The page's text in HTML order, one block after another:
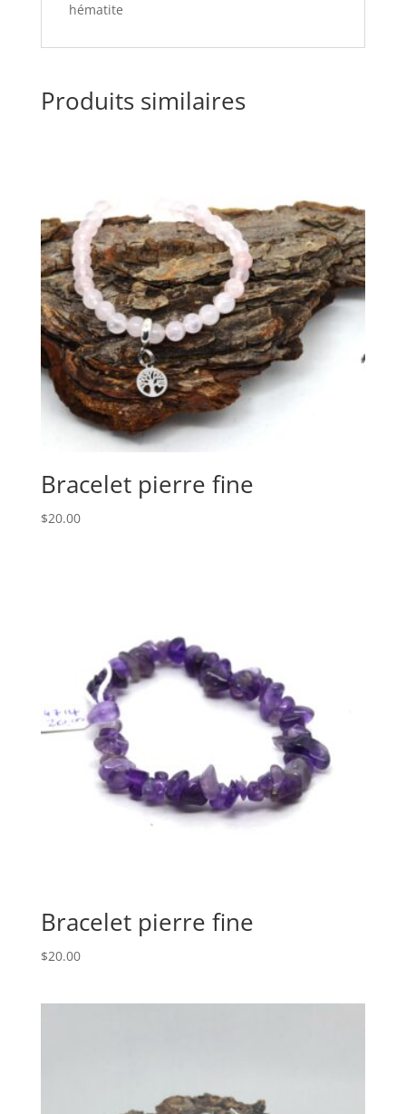
hématite
Produits similaires
Bracelet pierre fine
$20.00
Bracelet pierre fine
$20.00